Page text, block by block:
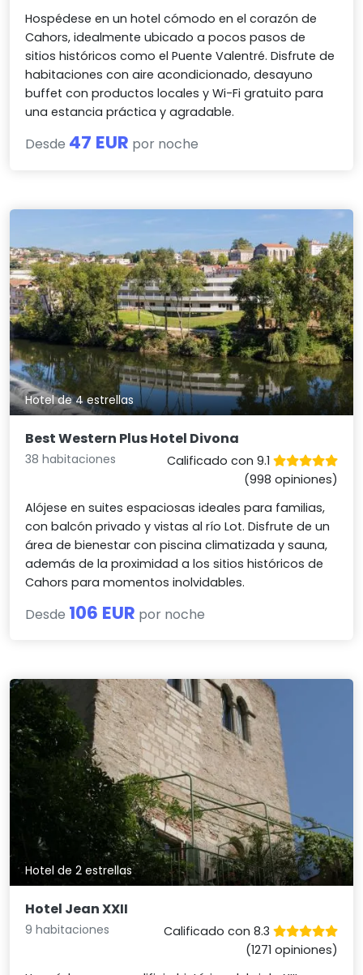
Hospédese en un hotel cómodo en el corazón de
Cahors, idealmente ubicado a pocos pasos de
sitios históricos como el Puente Valentré. Disfrute de
habitaciones con aire acondicionado, desayuno
buffet con productos locales y Wi-Fi gratuito para
una estancia práctica y agradable.
Desde 47 EUR por noche
Hotel de 4 estrellas
Best Western Plus Hotel Divona
38 habitaciones
Calificado con 9.1
(998 opiniones)
Alójese en suites espaciosas ideales para familias,
con balcón privado y vistas al río Lot. Disfrute de un
área de bienestar con piscina climatizada y sauna,
además de la proximidad a los sitios históricos de
Cahors para momentos inolvidables.
Desde 106 EUR por noche
Hotel de 2 estrellas
Hotel Jean XXII
9 habitaciones
Calificado con 8.3
(1271 opiniones)